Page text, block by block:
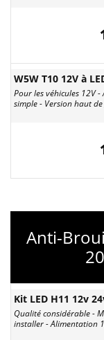
W5W T10 12V à
Pour les véhicules 12V
simple - Version haut
Anti-
Kit LED H11 12v
Qualité considérable -
installer - Alimentation